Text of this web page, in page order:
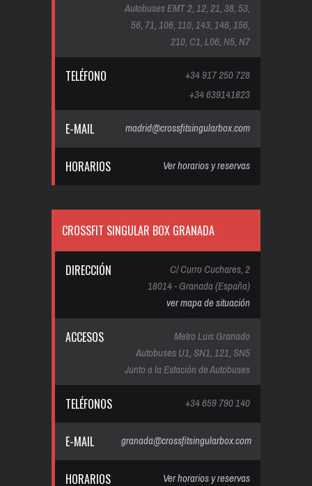
Autobuses EMT 2, 12, 21, 38, 53,
56, 71, 106, 110, 143, 146, 156,
210, C1, L06, N5, N7
TELÉFONO
+34 917 250 728
+34 639141823
E-MAIL madrid@crossfitsingularbox.com
HORARIOS Ver horarios y reservas
CROSSFIT SINGULAR BOX GRANADA
DIRECCIÓN
C/ Curro Cuchares, 2
18014 - Granada (España)
ver mapa de situación
ACCESOS
Metro Luis Granado
Autobuses U1, SN1, 121, SN5
Junto a la Estación de Autobuses
TELÉFONOS +34 659 790 140
E-MAIL granada@crossfitsingularbox.com
HORARIOS Ver horarios y reservas